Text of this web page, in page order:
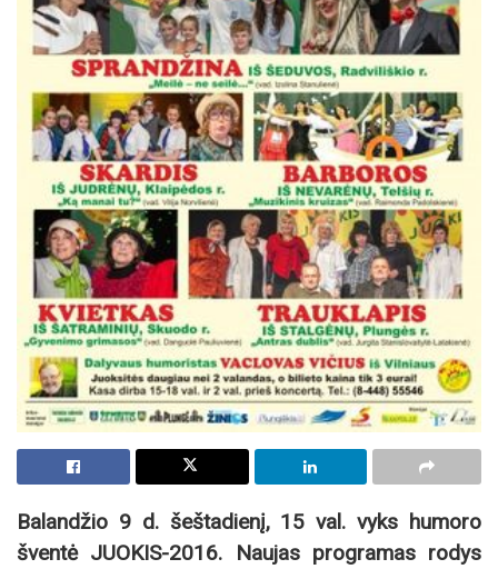
Balandžio 9 d. šeštadienį, 15 val. vyks humoro
šventė JUOKIS-2016. Naujas programas rodys